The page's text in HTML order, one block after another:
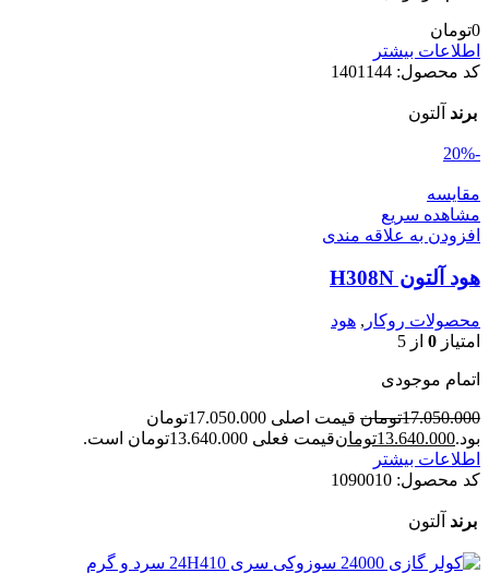
0تومان
اطلاعات بیشتر
کد محصول: 1401144
برند آلتون
-20%
مقایسه
مشاهده سریع
افزودن به علاقه مندی
هود آلتون H308N
محصولات روکار , هود
امتیاز 0 از 5
اتمام موجودی
17.050.000تومان
قیمت اصلی 17.050.000تومان
بود.13.640.000تومانقیمت فعلی 13.640.000تومان است.
اطلاعات بیشتر
کد محصول: 1090010
برند آلتون